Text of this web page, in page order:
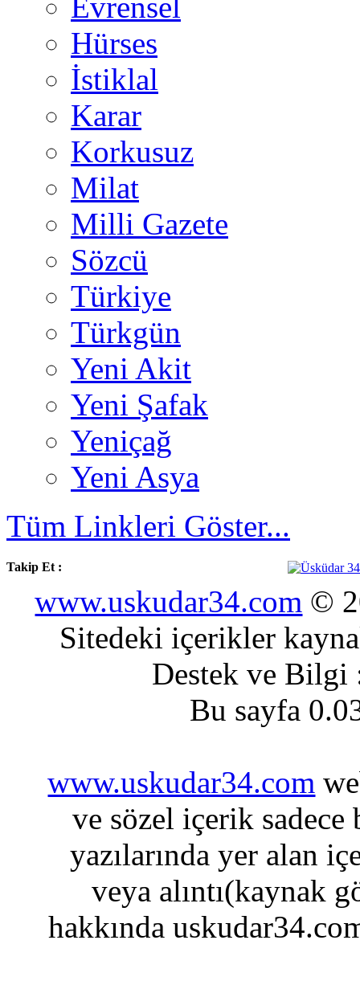
Evrensel
Hürses
İstiklal
Karar
Korkusuz
Milat
Milli Gazete
Sözcü
Türkiye
Türkgün
Yeni Akit
Yeni Şafak
Yeniçağ
Yeni Asya
Tüm Linkleri Göster...
Takip Et :
www.uskudar34.com ©
Sitedeki içerikler
Destek ve
Bu sayfa
www.uskudar34.com
ve sözel içerik sadece
yazılarında yer alan
veya alıntı(kaynak
hakkında